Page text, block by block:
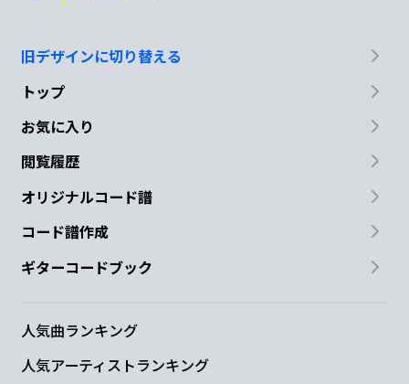
旧デザインに切り替える
トップ
お気に入り
閲覧履歴
オリジナルコード譜
コード譜作成
ギターコードブック
人気曲ランキング
人気アーティストランキング